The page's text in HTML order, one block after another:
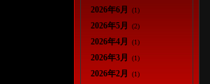
2026年6月 (1)
2026年5月 (2)
2026年4月 (1)
2026年3月 (1)
2026年2月 (1)